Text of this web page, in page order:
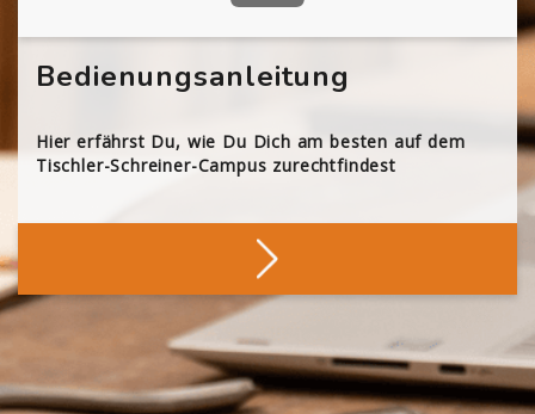
Bedienungsanleitung
Hier erfährst Du, wie Du Dich am besten auf dem
Tischler-Schreiner-Campus zurechtfindest